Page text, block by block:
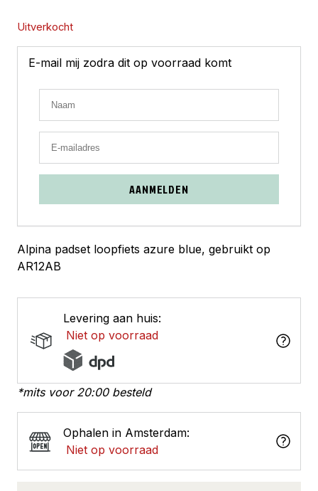
Uitverkocht
E-mail mij zodra dit op voorraad komt
AANMELDEN
Alpina padset loopfiets azure blue, gebruikt op
AR12AB
Levering aan huis:
Niet op voorraad
*mits voor 20:00 besteld
Ophalen in Amsterdam:
Niet op voorraad